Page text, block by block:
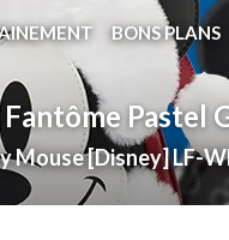
BONS PLANS
Pastel
Mouse [Disney] LF-